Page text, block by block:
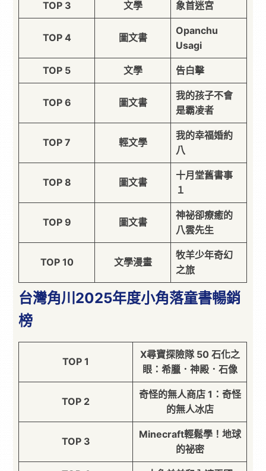
TOP 3 文學 象首迷宮
TOP 4 圖文書
Opanchu
Usagi
TOP 5 文學 告白擊
TOP 6 圖文書
我的孩子不會
是霸凌者
TOP 7 輕文學
我的幸福婚約
八
TOP 8 圖文書
十月堂舊書事
１
TOP 9 圖文書
神祕卻療癒的
八雲先生
TOP 10 文學漫畫
牧羊少年奇幻
之旅
台灣角川2025年度小角落童書暢銷
榜
TOP 1
X尋寶探險隊 50 石化之
眼：希臘．神殿．石像
TOP 2
奇怪的無人商店 1：奇怪
的無人冰店
TOP 3
Minecraft輕鬆學！地球
的祕密